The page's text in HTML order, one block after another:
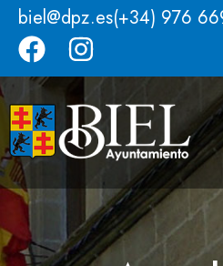
biel@dpz.es(+34) 976